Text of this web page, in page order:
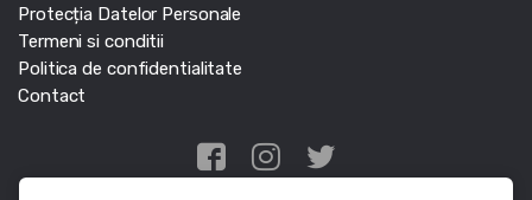
Protecția Datelor Personale
Termeni si conditii
Politica de confidentialitate
Contact